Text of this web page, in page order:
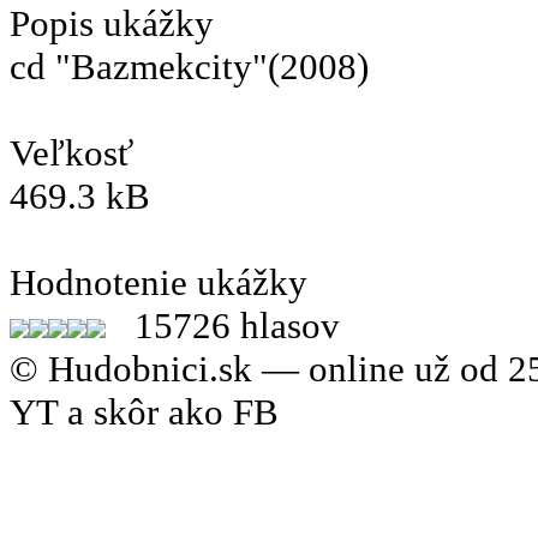
Popis ukážky
cd "Bazmekcity"(2008)
Veľkosť
469.3 kB
Hodnotenie ukážky
15726 hlasov
© Hudobnici.sk — online už od
YT a skôr ako FB